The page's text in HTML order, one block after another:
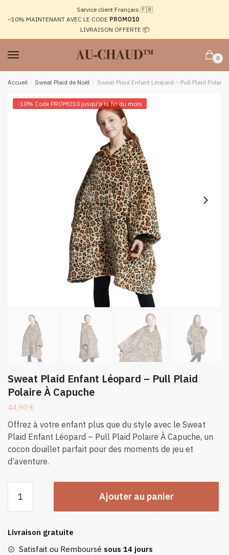
navigation
Service client Français 🇫🇷
–10% MAINTENANT AVEC LE CODE PROMO10
LIVRAISON OFFERTE 📦
0
Accueil / Sweat Plaid de Noël / Sweat Plaid Enfant Léopard – Pull Plaid Polaire
-10% Code PROMO10 jusqu'a la fin du mois
Sweat Plaid Enfant Léopard – Pull Plaid
Polaire À Capuche
44,90 €
Offrez à votre enfant plus que du style avec le Sweat
Plaid Enfant Léopard – Pull Plaid Polaire À Capuche, un
cocon douillet parfait pour des moments de jeu et
d’aventure.
Sweat
Enfant
Léopard
Ajouter au panier
Livraison gratuite
Satisfait ou Remboursé sous 14 jours